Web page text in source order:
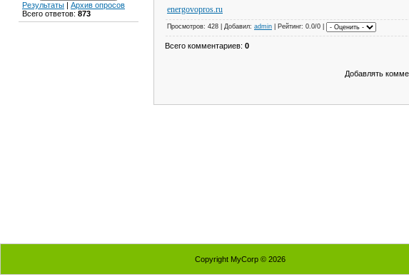
Результаты | Архив опросов
Всего ответов: 873 energovopros.ru
Просмотров: 428 | Добавил: admin | Рейтинг: 0.0/0 |
Всего комментариев: 0
Добавлять
Copyright MyCorp © 2026